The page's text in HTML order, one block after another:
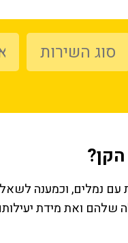
עם נמלים, וכמענה
שלהם ואת מידת